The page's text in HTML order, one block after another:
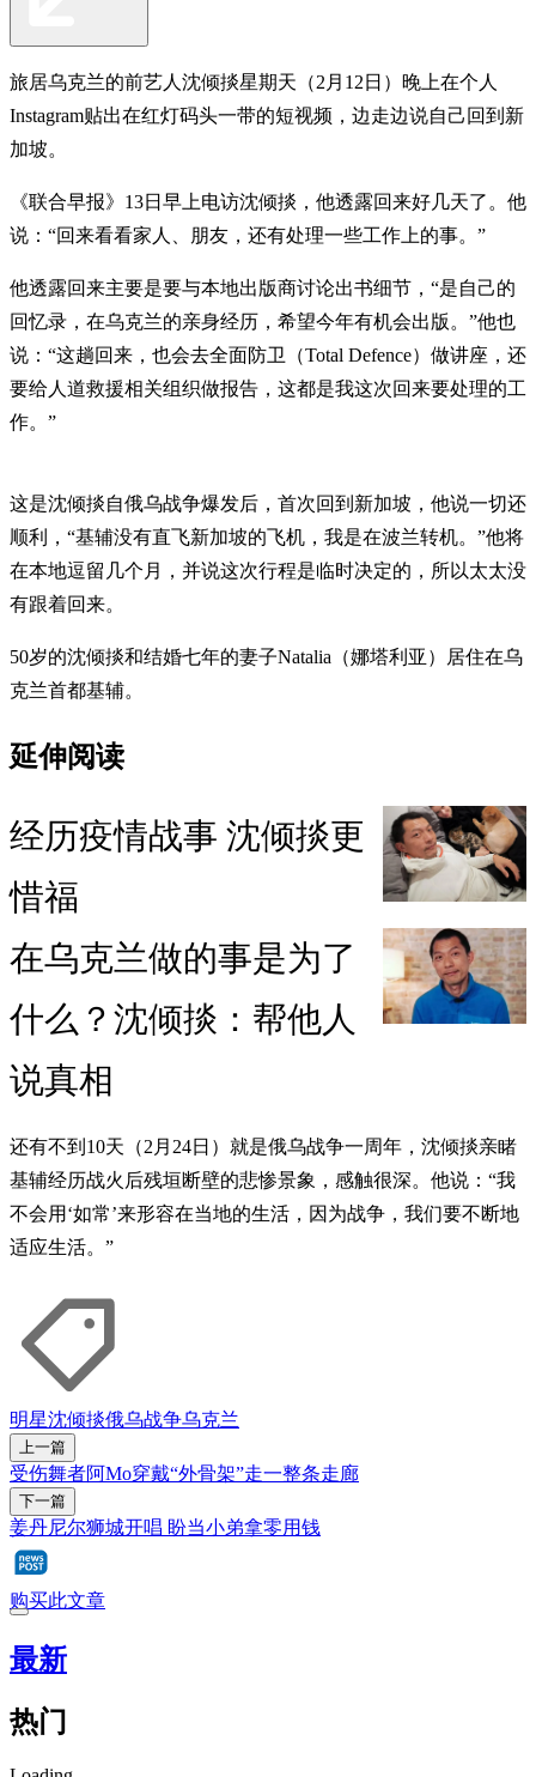
旅居乌克兰的前艺人沈倾掞星期天（2月12日）晚上在个人
Instagram贴出在红灯码头一带的短视频，边走边说自己回到新
加坡。
《联合早报》13日早上电访沈倾掞，他透露回来好几天了。他
说：“回来看看家人、朋友，还有处理一些工作上的事。”
他透露回来主要是要与本地出版商讨论出书细节，“是自己的
回忆录，在乌克兰的亲身经历，希望今年有机会出版。”他也
说：“这趟回来，也会去全面防卫（Total Defence）做讲座，还
要给人道救援相关组织做报告，这都是我这次回来要处理的工
作。”
这是沈倾掞自俄乌战争爆发后，首次回到新加坡，他说一切还
顺利，“基辅没有直飞新加坡的飞机，我是在波兰转机。”他将
在本地逗留几个月，并说这次行程是临时决定的，所以太太没
有跟着回来。
50岁的沈倾掞和结婚七年的妻子Natalia（娜塔利亚）居住在乌
克兰首都基辅。
延伸阅读
经历疫情战事 沈倾掞更
惜福
在乌克兰做的事是为了
什么？沈倾掞：帮他人
说真相
还有不到10天（2月24日）就是俄乌战争一周年，沈倾掞亲睹
基辅经历战火后残垣断壁的悲惨景象，感触很深。他说：“我
不会用‘如常’来形容在当地的生活，因为战争，我们要不断地
适应生活。”
明星沈倾掞俄乌战争乌克兰
上一篇
受伤舞者阿Mo穿戴“外骨架”走一整条走廊
下一篇
姜丹尼尔狮城开唱 盼当小弟拿零用钱
购买此文章
最新
热门